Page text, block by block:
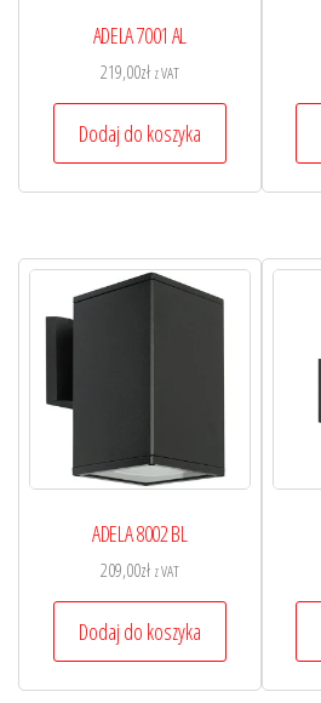
ADELA 7001 AL
219,00zł z VAT
Dodaj do koszyka
ADELA 8002 BL
209,00zł z VAT
Dodaj do koszyka